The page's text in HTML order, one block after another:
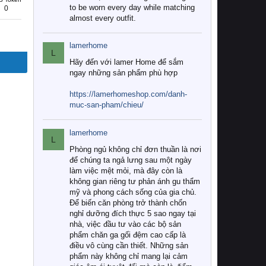
0
to be worn every day while matching
almost every outfit.
L
lamerhome
Hãy đến với lamer Home để sắm
ngay những sản phẩm phù hợp
https://lamerhomeshop.com/danh-
muc-san-pham/chieu/
L
lamerhome
Phòng ngủ không chỉ đơn thuần là nơi
để chúng ta ngả lưng sau một ngày
làm việc mệt mỏi, mà đây còn là
không gian riêng tư phản ánh gu thẩm
mỹ và phong cách sống của gia chủ.
Để biến căn phòng trở thành chốn
nghỉ dưỡng đích thực 5 sao ngay tại
nhà, việc đầu tư vào các bộ sản
phẩm chăn ga gối đệm cao cấp là
điều vô cùng cần thiết. Những sản
phẩm này không chỉ mang lại cảm